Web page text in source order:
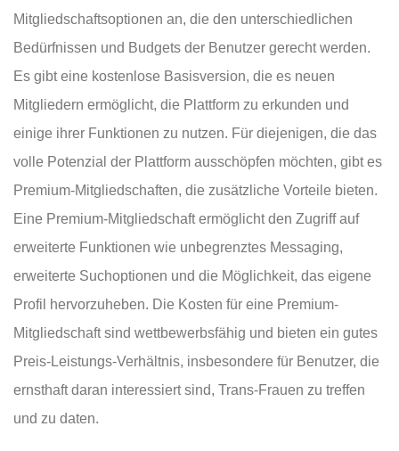
Mitgliedschaftsoptionen an, die den unterschiedlichen
Bedürfnissen und Budgets der Benutzer gerecht werden.
Es gibt eine kostenlose Basisversion, die es neuen
Mitgliedern ermöglicht, die Plattform zu erkunden und
einige ihrer Funktionen zu nutzen. Für diejenigen, die das
volle Potenzial der Plattform ausschöpfen möchten, gibt es
Premium-Mitgliedschaften, die zusätzliche Vorteile bieten.
Eine Premium-Mitgliedschaft ermöglicht den Zugriff auf
erweiterte Funktionen wie unbegrenztes Messaging,
erweiterte Suchoptionen und die Möglichkeit, das eigene
Profil hervorzuheben. Die Kosten für eine Premium-
Mitgliedschaft sind wettbewerbsfähig und bieten ein gutes
Preis-Leistungs-Verhältnis, insbesondere für Benutzer, die
ernsthaft daran interessiert sind, Trans-Frauen zu treffen
und zu daten.